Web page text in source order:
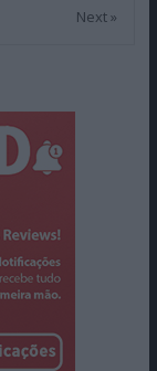
Next »